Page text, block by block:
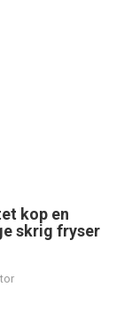
kop en
skrig fryser